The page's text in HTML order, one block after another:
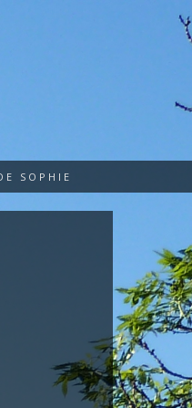
SOPHIE